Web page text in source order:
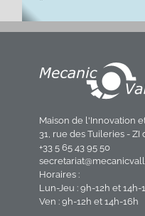
Maison de l'Innovation
31, rue des Tuileries - ZI
+33 5 65 43 95 50
Horaires :
Lun-Jeu : 9h-12h et 14h-
Ven : 9h-12h et 14h-16h